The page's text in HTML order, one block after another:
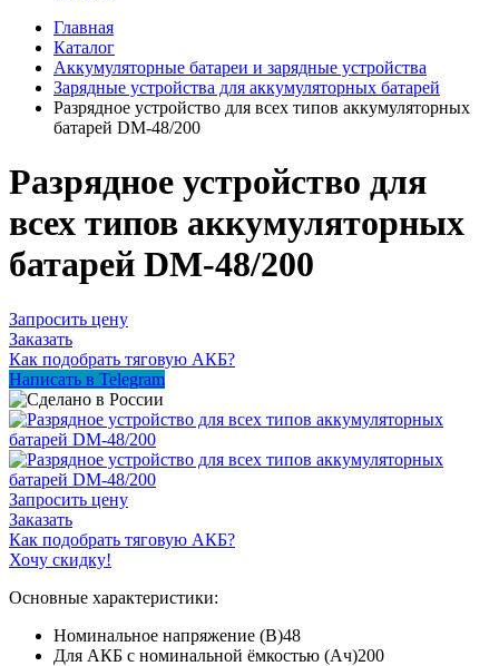
Главная
Каталог
Аккумуляторные батареи и зарядные устройства
Зарядные устройства для аккумуляторных батарей
Разрядное устройство для всех типов аккумуляторных
батарей DM-48/200
Разрядное устройство для
всех типов аккумуляторных
батарей DM-48/200
Запросить цену
Заказать
Как подобрать тяговую АКБ?
Написать в Telegram
Запросить цену
Заказать
Как подобрать тяговую АКБ?
Хочу скидку!
Основные характеристики:
Номинальное напряжение (В)48
Для АКБ с номинальной ёмкостью (Ач)200